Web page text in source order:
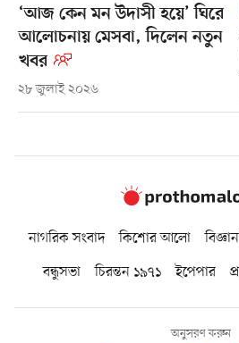
‘আজ কেন মন উদাসী হয়ে’ ঘিরে
আলোচনায় মেসবা, দিলেন নতুন
খবর
২৮ জুলাই ২০২৬
নাগরিক সংবাদ কিশোর আলো
বন্ধুসভা
চিরন্তন ১৯৭১ ইপেপার
অনুসরণ করুন